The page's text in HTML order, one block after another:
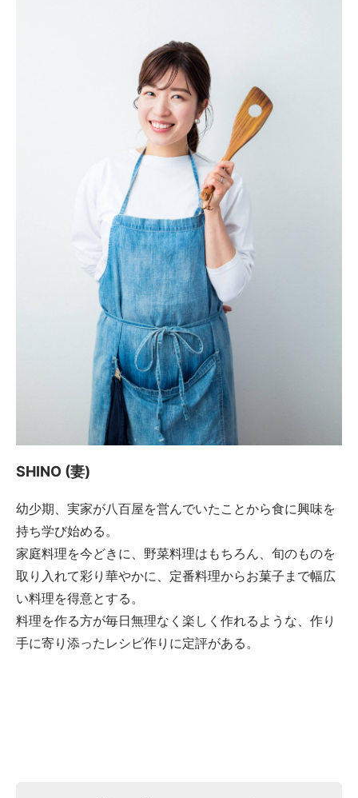
SHINO (妻)
幼少期、実家が八百屋を営んでいたことから食に興味を
持ち学び始める。
家庭料理を今どきに、野菜料理はもちろん、旬のものを
取り入れて彩り華やかに、定番料理からお菓子まで幅広
い料理を得意とする。
料理を作る方が毎日無理なく楽しく作れるような、作り
手に寄り添ったレシピ作りに定評がある。